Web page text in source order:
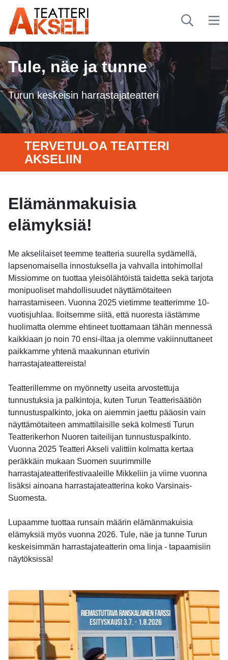
Tule, näe ja tunne
Turun keskeisin harrastajateatteri
TERVETULOA TEATTERI
AKSELIIN
Elämänmakuisia
elämyksiä!
Me akselilaiset teemme teatteria suurella sydämellä,
lapsenomaisella innostuksella ja vahvalla intohimolla!
Missiomme on tuottaa yleisölähtöistä taidetta sekä tarjota
monipuoliset mahdollisuudet näyttämötaiteen
harrastamiseen. Vuonna 2025 vietimme teatterimme 10-
vuotisjuhlaa. Iloitsemme siitä, että nuoresta iästämme
huolimatta olemme ehtineet tuottamaan tähän mennessä
kaikkiaan jo noin 70 ensi-iltaa ja olemme vakiinnuttaneet
paikkamme yhtenä maakunnan eturivin
harrastajateattereista!
Teatterillemme on myönnetty useita arvostettuja
tunnustuksia ja palkintoja, kuten Turun Teatterisäätiön
tunnustuspalkinto, joka on aiemmin jaettu pääosin vain
näyttämötaiteen ammattilaisille sekä kolmesti Turun
Teatterikerhon Nuoren taiteilijan tunnustuspalkinto.
Vuonna 2025 Teatteri Akseli valittiin kolmatta kertaa
peräkkäin mukaan Suomen suurimmille
harrastajateatterifestivaaleille Mikkeliin ja viime vuonna
lisäksi ainoana harrastajateatterina koko Varsinais-
Suomesta.
Lupaamme tuottaa runsain määrin elämänmakuisia
elämyksiä myös vuonna 2026. Tule, näe ja tunne Turun
keskeisimmän harrastajateatterin oma linja - tapaamisiin
näytöksissä!